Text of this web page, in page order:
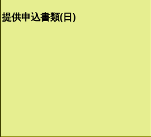
提供申込書類(日)